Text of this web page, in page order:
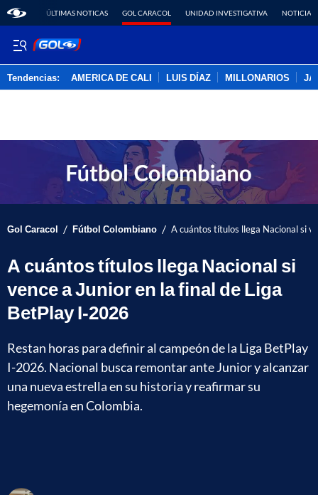
ÚLTIMAS NOTICAS GOL CARACOL UNIDAD INVESTIGATIVA NOTICIAS
Tendencias: AMERICA DE CALI LUIS DÍAZ MILLONARIOS
Gol Caracol / Fútbol Colombiano / A cuántos títulos llega Nacional si
A cuántos títulos llega Nacional si
vence a Junior en la final de Liga
BetPlay I-2026
Restan horas para definir al campeón de la Liga BetPlay
I-2026. Nacional busca remontar ante Junior y alcanzar
una nueva estrella en su historia y reafirmar su
hegemonía en Colombia.